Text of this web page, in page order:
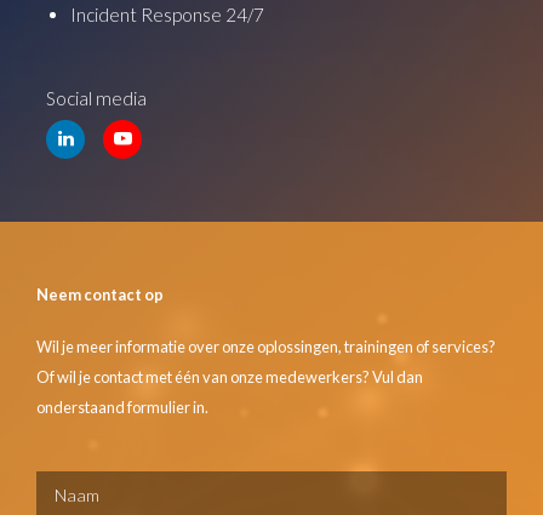
Incident Response 24/7
Social media
Neem contact op
Wil je meer informatie over onze oplossingen, trainingen of services?
Of wil je contact met één van onze medewerkers? Vul dan
onderstaand formulier in.